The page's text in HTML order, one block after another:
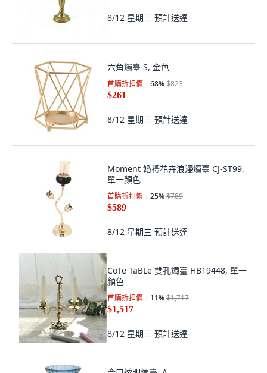
8/12 星期三 預計送達
六角燭臺 S, 金色
首購折扣價 68%$823
$261
8/12 星期三 預計送達
Moment 婚禮花卉浪漫燭臺 CJ-ST99,
單一顏色
首購折扣價 25%$789
$589
8/12 星期三 預計送達
CoTe TaBLe 雙孔燭臺 HB19448, 單一
顏色
首購折扣價 11%$1,717
$1,517
8/12 星期三 預計送達